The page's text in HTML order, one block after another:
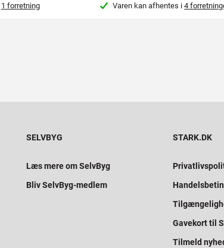
1 forretning
Varen kan afhentes i4
SELVBYG
Læs mere om SelvByg
Bliv SelvByg-medlem
STARK.DK
Gavekort til
Tilmeld